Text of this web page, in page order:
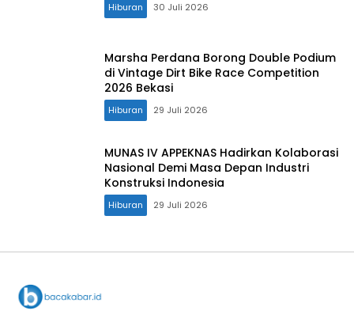
Hiburan 30 Juli 2026
Marsha Perdana Borong Double Podium
di Vintage Dirt Bike Race Competition
2026 Bekasi
Hiburan 29 Juli 2026
MUNAS IV APPEKNAS Hadirkan Kolaborasi
Nasional Demi Masa Depan Industri
Konstruksi Indonesia
Hiburan 29 Juli 2026